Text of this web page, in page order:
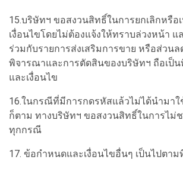
15.บริษัทฯ ขอสงวนสิทธิ์ในการยกเลิกหรือ
เงื่อนไขโดยไม่ต้องแจ้งให้ทราบล่วงหน้า แ
ร่วมกับรายการส่งเสริมการขาย หรือส่วนล
พิจารณาและการตัดสินของบริษัทฯ ถือเป็
และเงื่อนไข
16.ในกรณีที่มีการกดรหัสแล้วไม่ได้นำมา
ก็ตาม ทางบริษัทฯ ขอสงวนสิทธิ์ในการไม่
ทุกกรณี
17. ข้อกำหนดและเงื่อนไขอื่นๆ เป็นไปตา